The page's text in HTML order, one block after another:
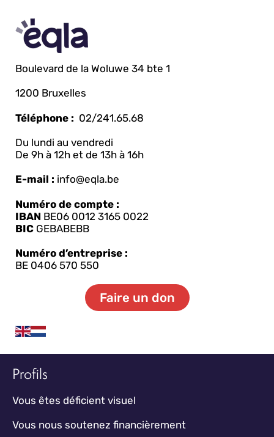
Boulevard de la Woluwe 34 bte 1
1200 Bruxelles
Téléphone : 02/241.65.68
Du lundi au vendredi
De 9h à 12h et de 13h à 16h
E-mail : info@eqla.be
Numéro de compte :
IBAN BE06 0012 3165 0022
BIC GEBABEBB
Numéro d’entreprise :
BE 0406 570 550
Faire un don
Profils
Vous êtes déficient visuel
Vous nous soutenez financièrement